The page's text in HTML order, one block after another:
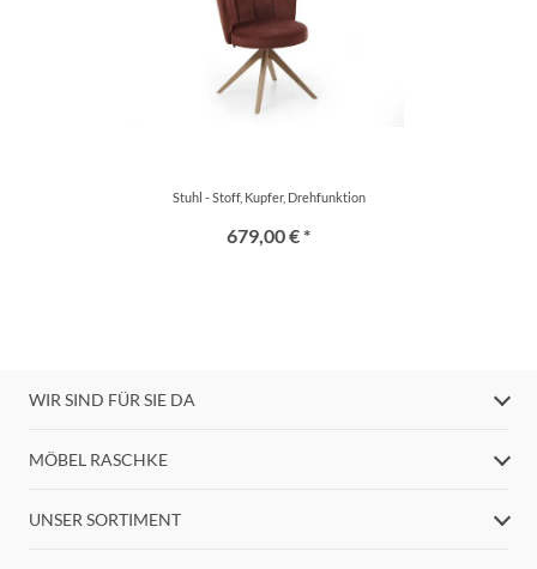
Stuhl - Stoff, Kupfer, Drehfunktion
679,00 € *
WIR SIND FÜR SIE DA
MÖBEL RASCHKE
UNSER SORTIMENT